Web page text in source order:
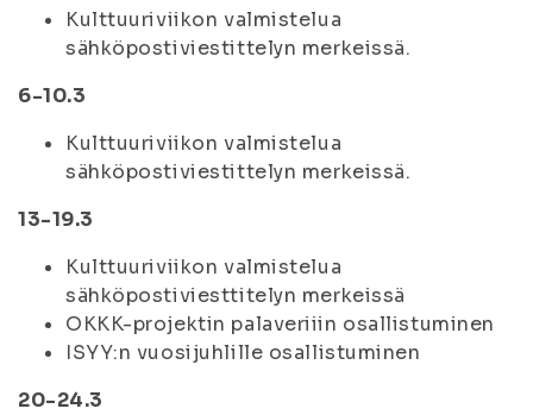
Kulttuuriviikon valmistelua
sähköpostiviestittelyn merkeissä.
6-10.3
Kulttuuriviikon valmistelua
sähköpostiviestittelyn merkeissä.
13-19.3
Kulttuuriviikon valmistelua
sähköpostiviesttitelyn merkeissä
OKKK-projektin palaveriiin osallistuminen
ISYY:n vuosijuhlille osallistuminen
20-24.3